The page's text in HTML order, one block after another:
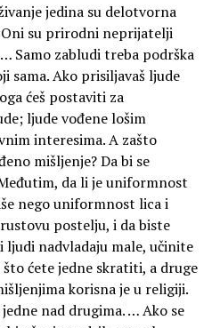
jedina su delotvorna
su prirodni neprijatelji
Samo zabludi treba podrška
sama. Ako prisiljavaš ljude
ćeš postaviti za
ljude vođene lošim
interesima. A zašto
mišljenje? Da bi se
da li je uniformnost
nego uniformnost lica i
postelju, i da biste
ljudi nadvladaju male, učinite
ćete jedne skratiti, a druge
korisna je u religiji.
nad drugima. … Ako se